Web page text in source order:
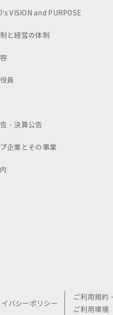
VISION and PURPOSE
と経営の体制
員
・決算公告
企業とその事業
バシーポリシー
ご利用規約・
ご利用環境